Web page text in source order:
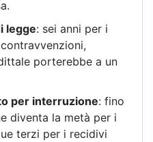
legge: sei anni per i
porterebbe a un
per interruzione: fino
diventa la metà per i
terzi per i recidivi